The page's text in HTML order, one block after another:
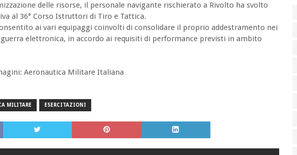
delle risorse, il personale navigante rischierato a Rivolto ha svolto
al 36° Corso Istruttori di Tiro e Tattica.
ai vari equipaggi coinvolti di consolidare il proprio addestramento nei
elettronica, in accordo ai requisiti di performance previsti in ambito
Aeronautica Militare Italiana
MILITARE ESERCITAZIONI